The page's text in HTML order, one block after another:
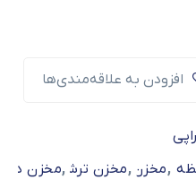
افزودن به علاقه‌مندی‌ها
تراپیوکیوم ,مخزن ترشحات
,مخزن ترشحات وکیوم
,مخزن